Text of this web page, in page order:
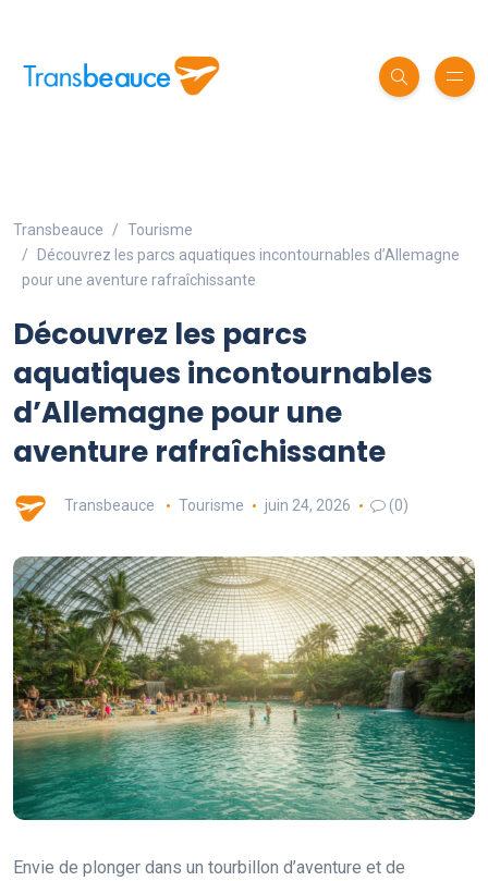
Transbeauce
Tourisme
Découvrez les parcs aquatiques incontournables d’Allemagne
pour une aventure rafraîchissante
Découvrez les parcs
aquatiques incontournables
d’Allemagne pour une
aventure rafraîchissante
Transbeauce Tourisme juin 24, 2026 (0)
Envie de plonger dans un tourbillon d’aventure et de